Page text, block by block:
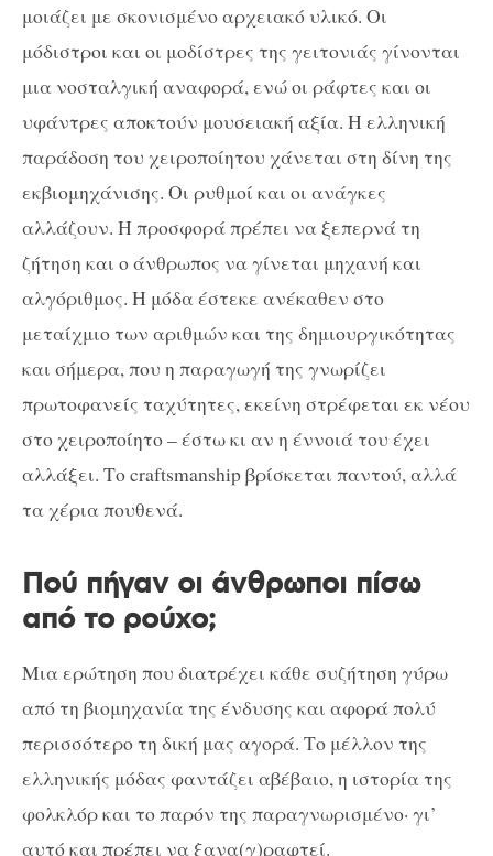
μοιάζει με σκονισμένο αρχειακό υλικό. Οι
μόδιστροι και οι μοδίστρες της γειτονιάς γίνονται
μια νοσταλγική αναφορά, ενώ οι ράφτες και οι
υφάντρες αποκτούν μουσειακή αξία. Η ελληνική
παράδοση του χειροποίητου χάνεται στη δίνη της
εκβιομηχάνισης. Οι ρυθμοί και οι ανάγκες
αλλάζουν. Η προσφορά πρέπει να ξεπερνά τη
ζήτηση και ο άνθρωπος να γίνεται μηχανή και
αλγόριθμος. Η μόδα έστεκε ανέκαθεν στο
μεταίχμιο των αριθμών και της δημιουργικότητας
και σήμερα, που η παραγωγή της γνωρίζει
πρωτοφανείς ταχύτητες, εκείνη στρέφεται εκ νέου
στο χειροποίητο – έστω κι αν η έννοιά του έχει
αλλάξει. Το craftsmanship βρίσκεται παντού, αλλά
τα χέρια πουθενά.
Πού πήγαν οι άνθρωποι πίσω
από το ρούχο;
Μια ερώτηση που διατρέχει κάθε συζήτηση γύρω
από τη βιομηχανία της ένδυσης και αφορά πολύ
περισσότερο τη δική μας αγορά. Το μέλλον της
ελληνικής μόδας φαντάζει αβέβαιο, η ιστορία της
φολκλόρ και το παρόν της παραγνωρισμένο· γι’
αυτό και πρέπει να ξανα(γ)ραφτεί.